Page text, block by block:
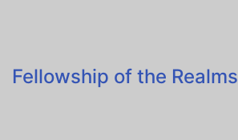
Fellowship of the Realms